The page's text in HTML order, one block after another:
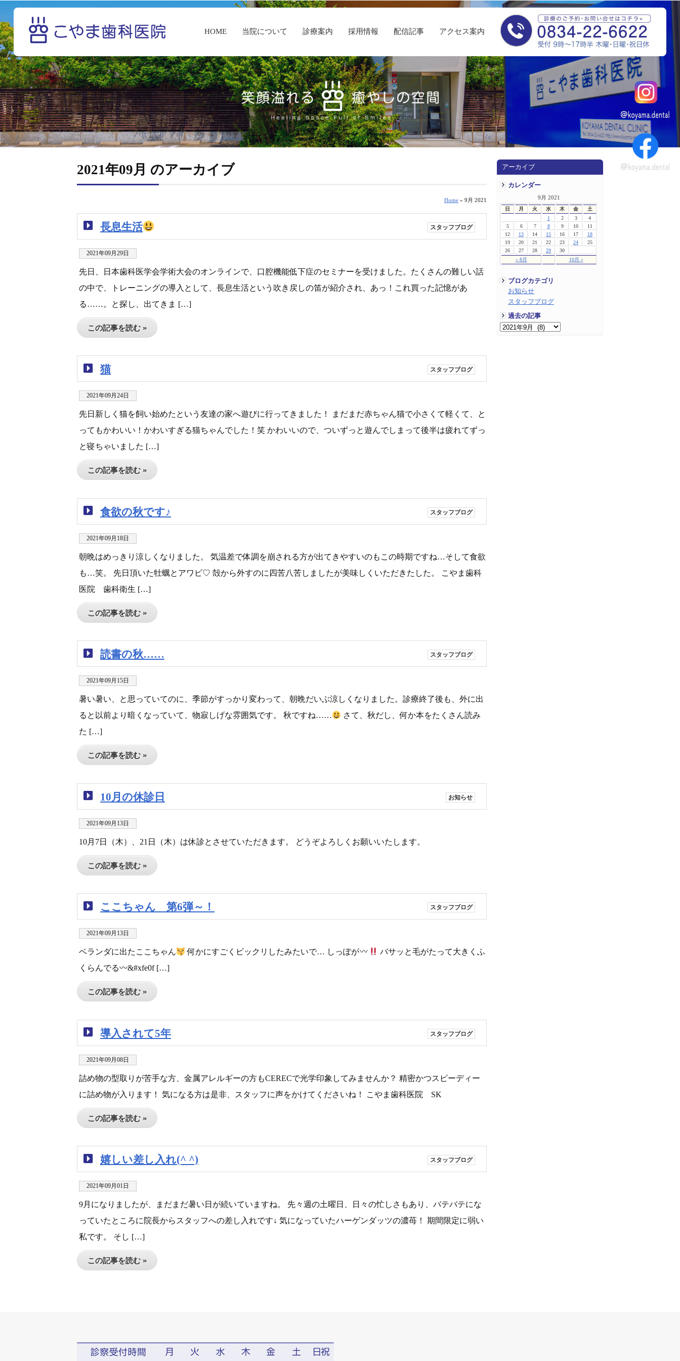
HOME 当院について 診療案内 採用情報 配信記事 アクセス案内
アーカイブ
カレンダー
9月 2021
日 月 火 水 木 金 土
« 8月 10月 »
1 2 3
4
5
6 7 8 9 10
11
12
13 14 15 16 17
18
19
20 21 22 23 24
25
26
27 28 29 30
ブログカテゴリ
お知らせ
スタッフブログ
過去の記事
2021年09月 のアーカイブ
Home » 9月 2021
長息生活 スタッフブログ
2021年09月29日
先日、日本歯科医学会学術大会のオンラインで、口腔機能低下症のセミナーを受けました。たくさんの難しい話
の中で、トレーニングの導入として、長息生活という吹き戻しの笛が紹介され、あっ！これ買った記憶があ
る……。と探し、出てきま […]
この記事を読む »
猫 スタッフブログ
2021年09月24日
先日新しく猫を飼い始めたという友達の家へ遊びに行ってきました！ まだまだ赤ちゃん猫で小さくて軽くて、と
ってもかわいい！かわいすぎる猫ちゃんでした！笑 かわいいので、ついずっと遊んでしまって後半は疲れてずっ
と寝ちゃいました […]
この記事を読む »
食欲の秋です♪ スタッフブログ
2021年09月18日
朝晩はめっきり涼しくなりました。 気温差で体調を崩される方が出てきやすいのもこの時期ですね…そして食欲
も…笑。 先日頂いた牡蠣とアワビ♡ 殻から外すのに四苦八苦しましたが美味しくいただきたした。 こやま歯科
医院 歯科衛生 […]
この記事を読む »
読書の秋…… スタッフブログ
2021年09月15日
暑い暑い、と思っていてのに、季節がすっかり変わって、朝晩だいぶ涼しくなりました。診療終了後も、外に出
ると以前より暗くなっていて、物寂しげな雰囲気です。 秋ですね……
さて、秋だし、何か本をたくさん読み
た […]
この記事を読む »
10月の休診日 お知らせ
2021年09月13日
10月7日（木）、21日（木）は休診とさせていただきます。 どうぞよろしくお願いいたします。
この記事を読む »
ここちゃん 第6弾～！ スタッフブログ
2021年09月13日
ベランダに出たここちゃん 何かにすごくビックリしたみたいで… しっぽが
バサッと毛がたって大きくふ
くらんでる〰&#xfe0f […]
この記事を読む »
導入されて5年 スタッフブログ
2021年09月08日
詰め物の型取りが苦手な方、金属アレルギーの方もCERECで光学印象してみませんか？ 精密かつスピーディー
に詰め物が入ります！ 気になる方は是非、スタッフに声をかけてくださいね！ こやま歯科医院 SK
この記事を読む »
嬉しい差し入れ(^ ^) スタッフブログ
2021年09月01日
9月になりましたが、まだまだ暑い日が続いていますね。 先々週の土曜日、日々の忙しさもあり、バテバテにな
っていたところに院長からスタッフへの差し入れです↓ 気になっていたハーゲンダッツの濃苺！ 期間限定に弱い
私です。 そし […]
この記事を読む »